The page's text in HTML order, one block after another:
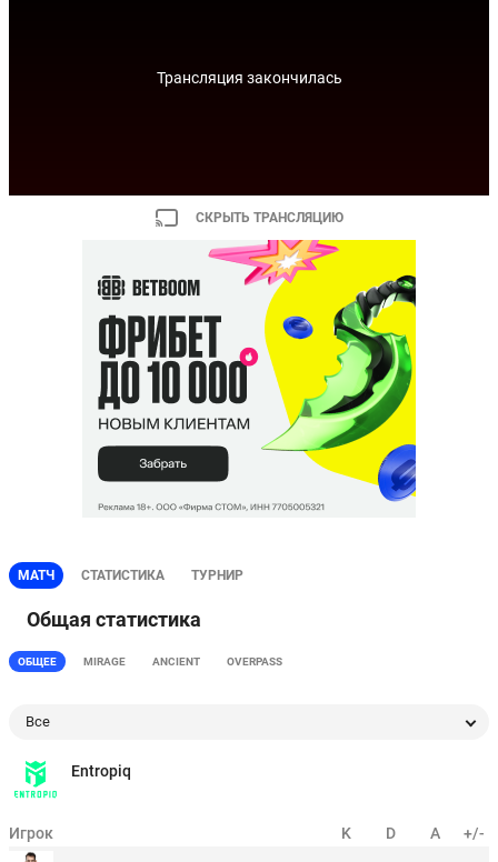
Трансляция закончилась
СКРЫТЬ ТРАНСЛЯЦИЮ
МАТЧ СТАТИСТИКА ТУРНИР
Общая статистика
ОБЩЕЕ MIRAGE ANCIENT OVERPASS
Все
Entropiq
Игрок K D A +/-